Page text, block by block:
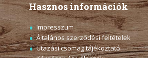
Hasznos információk
Impresszum
Általános szerződési feltételek
Utazási csomag tájékoztató